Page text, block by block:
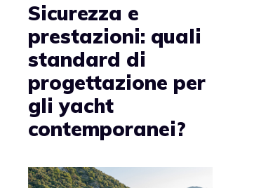
Sicurezza e
prestazioni: quali
standard di
progettazione per
gli yacht
contemporanei?